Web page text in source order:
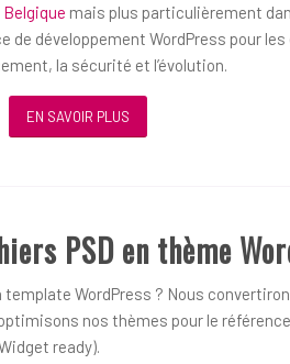
mais plus particulièrement
de développement WordPress pour
la sécurité et l’évolution.
EN SAVOIR PLUS
PSD en thème
WordPress ? Nous
nos thèmes pour le
ready).